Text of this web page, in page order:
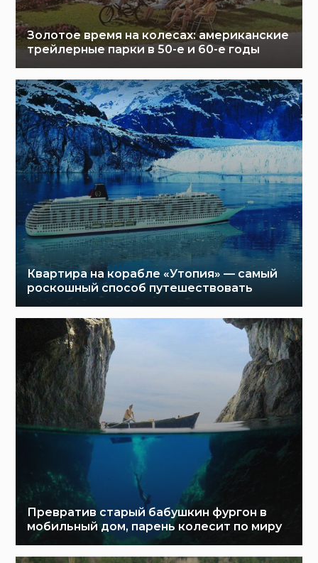
Золотое время на колесах: американские
трейлерные парки в 50-е и 60-е годы
Квартира на корабле «Утопия» — самый
роскошный способ путешествовать
Превратив старый бабушкин фургон в
мобильный дом, парень колесит по миру